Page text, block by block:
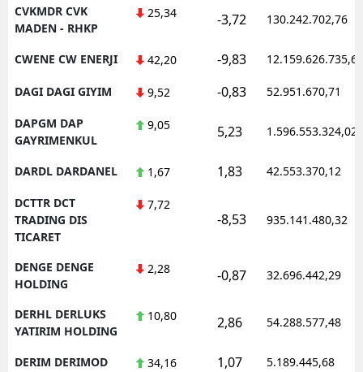
CVKMDR CVK
MADEN - RHKP
25,34 -3,72 130.242.702,76
CWENE CW ENERJI 42,20 -9,83 12.159.626.735,62
DAGI DAGI GIYIM 9,52 -0,83 52.951.670,71
DAPGM DAP
GAYRIMENKUL
9,05 5,23 1.596.553.324,02
DARDL DARDANEL 1,67 1,83 42.553.370,12
DCTTR DCT
TRADING DIS
TICARET
7,72
-8,53 935.141.480,32
DENGE DENGE
HOLDING
2,28 -0,87 32.696.442,29
DERHL DERLUKS
YATIRIM HOLDING
10,80 2,86 54.288.577,48
DERIM DERIMOD 34,16 1,07 5.189.445,68